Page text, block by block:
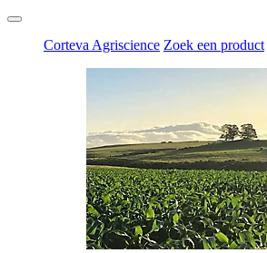
Corteva Agriscience Zoek een product